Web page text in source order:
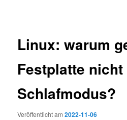
Linux: warum
Festplatte
Schlafmodus?
Veröffentlicht am2022-11-06